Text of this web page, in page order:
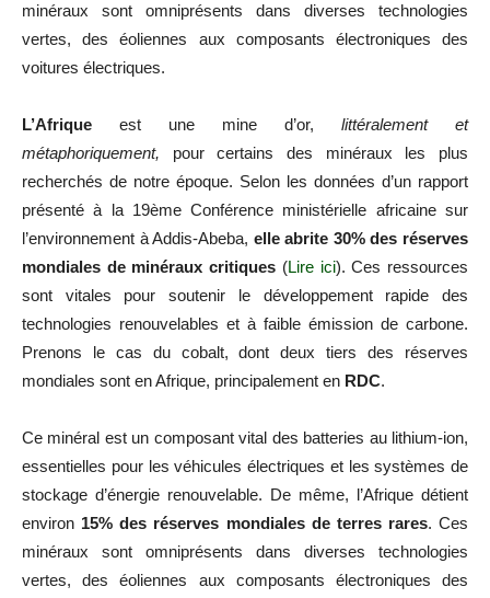
minéraux sont omniprésents dans diverses technologies
vertes, des éoliennes aux composants électroniques des
voitures électriques.
L’Afrique est une mine d’or, littéralement et
métaphoriquement, pour certains des minéraux les plus
recherchés de notre époque. Selon les données d’un rapport
présenté à la 19ème Conférence ministérielle africaine sur
l’environnement à Addis-Abeba, elle abrite 30% des réserves
mondiales de minéraux critiques (Lire ici). Ces ressources
sont vitales pour soutenir le développement rapide des
technologies renouvelables et à faible émission de carbone.
Prenons le cas du cobalt, dont deux tiers des réserves
mondiales sont en Afrique, principalement en RDC.
Ce minéral est un composant vital des batteries au lithium-ion,
essentielles pour les véhicules électriques et les systèmes de
stockage d’énergie renouvelable. De même, l’Afrique détient
environ 15% des réserves mondiales de terres rares. Ces
minéraux sont omniprésents dans diverses technologies
vertes, des éoliennes aux composants électroniques des